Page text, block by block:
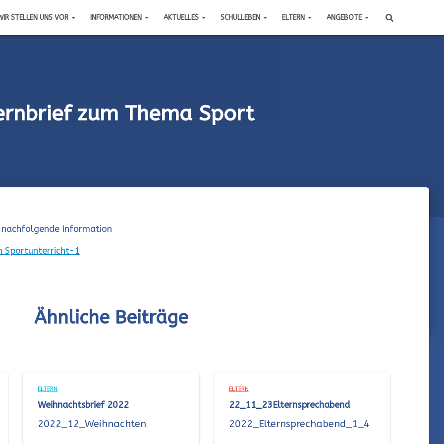
STELLEN UNS VOR INFORMATIONEN AKTUELLES SCHULLEBEN ELTERN ANGEBOTE
zum Thema Sport
Information
Sportunterricht-1
Ähnliche Beiträge
ELTERN
Weihnachtsbrief 2022
2022_12_Weihnachten
ELTERN
22_11_23Elternsprechabend
2022_Elternsprechabend_1_4